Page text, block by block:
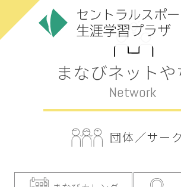
まなびネットや
Network
団体／サー